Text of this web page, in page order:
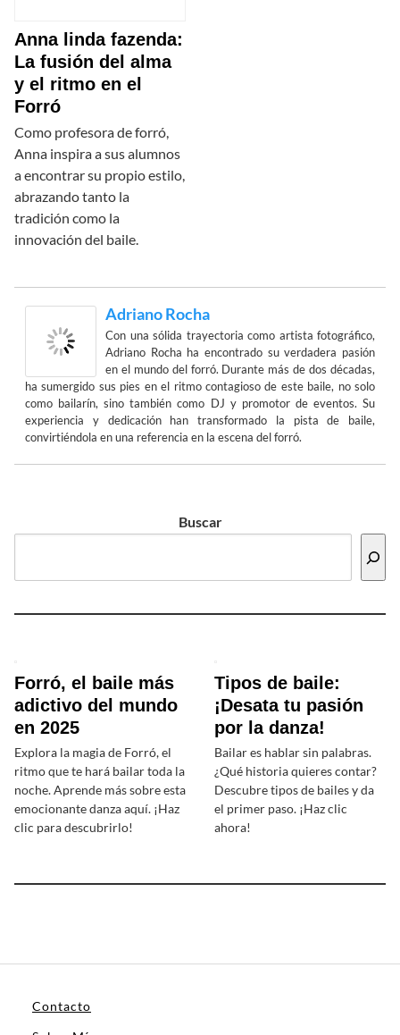
Anna linda fazenda:
La fusión del alma
y el ritmo en el
Forró
Como profesora de forró,
Anna inspira a sus alumnos
a encontrar su propio estilo,
abrazando tanto la
tradición como la
innovación del baile.
Adriano Rocha
Con una sólida trayectoria como artista fotográfico,
Adriano Rocha ha encontrado su verdadera pasión
en el mundo del forró. Durante más de dos décadas,
ha sumergido sus pies en el ritmo contagioso de este baile, no solo
como bailarín, sino también como DJ y promotor de eventos. Su
experiencia y dedicación han transformado la pista de baile,
convirtiéndola en una referencia en la escena del forró.
Buscar
Forró, el baile más
adictivo del mundo
en 2025
Explora la magia de Forró, el
ritmo que te hará bailar toda la
noche. Aprende más sobre esta
emocionante danza aquí. ¡Haz
clic para descubrirlo!
Tipos de baile:
¡Desata tu pasión
por la danza!
Bailar es hablar sin palabras.
¿Qué historia quieres contar?
Descubre tipos de bailes y da
el primer paso. ¡Haz clic
ahora!
Contacto